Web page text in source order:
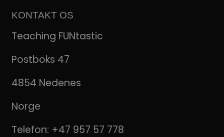
KONTAKT OS
Teaching FUNtastic
Postboks 47
4854 Nedenes
Norge
Telefon: +47 957 57 778